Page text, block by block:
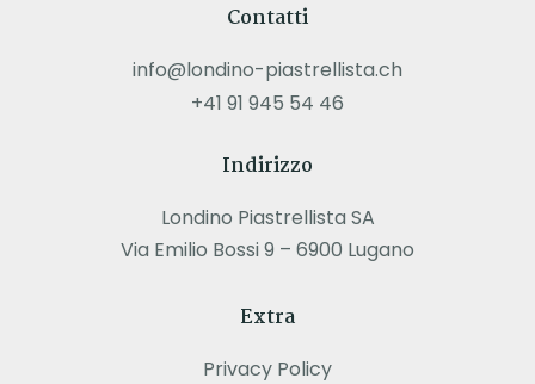
Contatti
info@londino-piastrellista.ch
+41 91 945 54 46
Indirizzo
Londino Piastrellista SA
Via Emilio Bossi 9 – 6900 Lugano
Extra
Privacy Policy